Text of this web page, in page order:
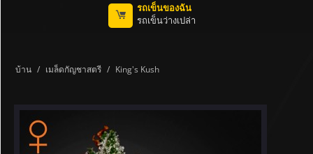
รถเข็นของฉัน
รถเข็นว่างเปล่า
บ้าน / เมล็ดกัญชาสตรี / King's Kush